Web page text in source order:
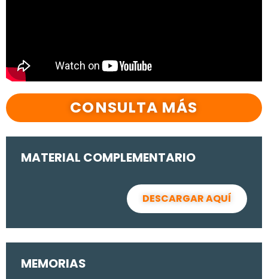
CONSULTA MÁS
MATERIAL COMPLEMENTARIO
DESCARGAR AQUÍ
MEMORIAS